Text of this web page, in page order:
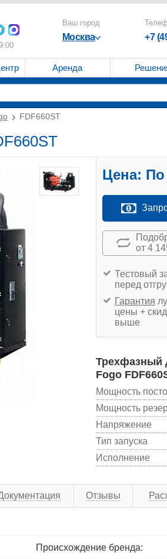
Ваш город
Москва +7
Аренда
FDF660ST
Цена: По
от 4
Тестовый
перед
Гарантия
цены +
выше
Трехфазный
Fogo
Мощность
Мощность
Напряжение
Тип запуска
Исполнение
Отзывы
Происхождение бренда: